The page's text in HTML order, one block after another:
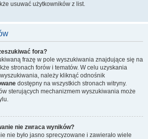
usuwać użytkowników z list.
fora?
frazę w pole wyszukiwania znajdujące się na
stronach forów i tematów. W celu uzyskania
należy kliknąć odnośnik
dostępny na wszystkich stronach witryny.
sterujących mechanizmem wyszukiwania może
nie zwraca wyników?
nie było jasno sprecyzowane i zawierało wiele